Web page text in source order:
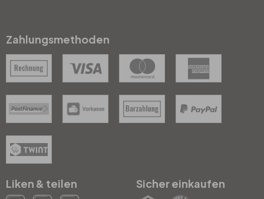
Zahlungsmethoden
Liken & teilen Sicher einkaufen